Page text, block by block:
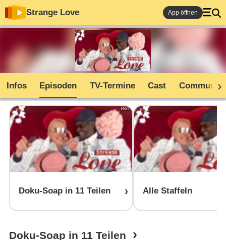
Strange Love App öffnen
Infos Episoden TV-Termine Cast Community
Bild:
Doku-Soap in 11 Teilen Alle Staffeln
Doku-Soap in 11 Teilen